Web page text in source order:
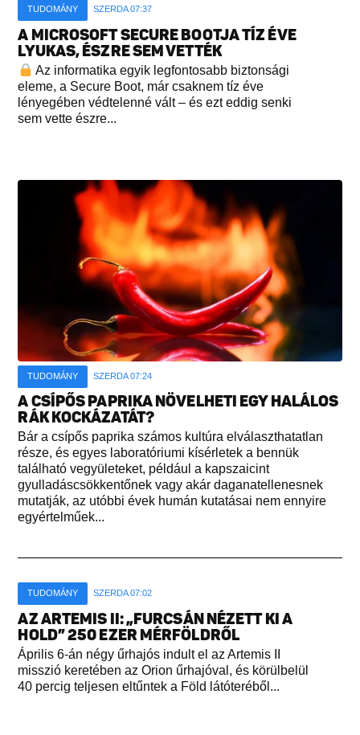
TUDOMÁNY SZERDA 07:37
A MICROSOFT SECURE BOOTJA TÍZ ÉVE
LYUKAS, ÉSZRE SEM VETTÉK
Az informatika egyik legfontosabb biztonsági
eleme, a Secure Boot, már csaknem tíz éve
lényegében védtelenné vált – és ezt eddig senki
sem vette észre...
TUDOMÁNY SZERDA 07:24
A CSÍPŐS PAPRIKA NÖVELHETI EGY HALÁLOS
RÁK KOCKÁZATÁT?
Bár a csípős paprika számos kultúra elválaszthatatlan
része, és egyes laboratóriumi kísérletek a bennük
található vegyületeket, például a kapszaicint
gyulladáscsökkentőnek vagy akár daganatellenesnek
mutatják, az utóbbi évek humán kutatásai nem ennyire
egyértelműek...
TUDOMÁNY SZERDA 07:02
AZ ARTEMIS II: „FURCSÁN NÉZETT KI A
HOLD” 250 EZER MÉRFÖLDRŐL
Április 6-án négy űrhajós indult el az Artemis II
misszió keretében az Orion űrhajóval, és körülbelül
40 percig teljesen eltűntek a Föld látóteréből...